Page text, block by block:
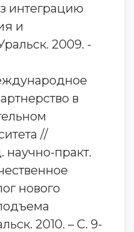
интеграцию
и
2009. -
в
//
практ.
нового
2010. – С. 9-